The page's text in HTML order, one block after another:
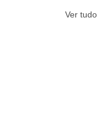
Ver tudo